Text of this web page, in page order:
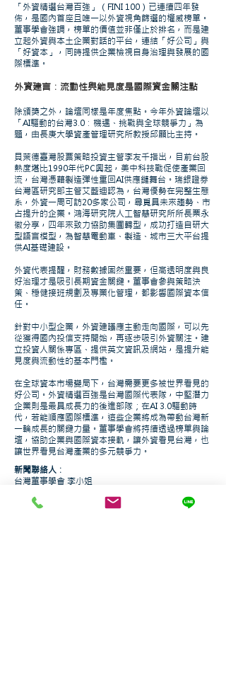
「外資精選台灣百強」（FINI 100）已連續四年發
佈，是國內首座且唯一以外資視角篩選的權威榜單。
董事學會強調，榜單的價值並非僅止於排名，而是建
立起外資與本土企業對話的平台，連結「好公司」與
「好資本」，同時提供企業檢視自身治理與發展的國
際標準。
外資建言：流動性與能見度是國際資金關注點
除頒獎之外，論壇同樣是年度焦點。今年外資論壇以
「AI驅動的台灣3.0：機遇、挑戰與全球競爭力」為
題，由長庚大學資產管理研究所教授邱顯比主持。
貝萊德臺灣股票策略投資主管李友千指出，目前台股
熱度堪比1990年代PC興起，美中科技戰促使產業回
流，台灣憑藉製造彈性重回AI供應鏈舞台。瑞銀證券
台灣區研究部主管艾藍迪認為，台灣優勢在完整生態
系，外資一周可訪20多家公司，尋覓具未來趨勢、市
占提升的企業。鴻海研究院人工智慧研究所所長栗永
徽分享，四年來致力協助集團轉型，成功打造自研大
型語言模型，為智慧電動車、製造、城市三大平台提
供AI基礎建設。
外資代表提醒，財務數據固然重要，但高透明度與良
好治理才是吸引長期資金關鍵。董事會參與策略決
策、穩健接班規劃及專業化管理，都影響國際資本信
任。
針對中小型企業，外資建議應主動走向國際，可以先
從獲得國內投信支持開始，再逐步吸引外資關注。建
立投資人關係專區、提供英文資訊及網站，是提升能
見度與流動性的基本門檻。
在全球資本市場變局下，台灣需要更多被世界看見的
好公司。外資精選百強是台灣國際代表隊，中堅潛力
企業則是最具成長力的後進部隊；在AI 3.0驅動時
代，若能順應國際標準，這些企業將成為帶動台灣新
一輪成長的關鍵力量。董事學會將持續透過榜單與論
壇，協助企業與國際資本接軌，讓外資看見台灣，也
讓世界看見台灣產業的多元競爭力。
新聞聯絡人：
台灣董事學會 李小姐
lina.li@twiod.org